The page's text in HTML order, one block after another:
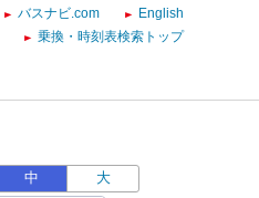
バスナビ.com
English
乗換・時刻表検索トップ
中 大